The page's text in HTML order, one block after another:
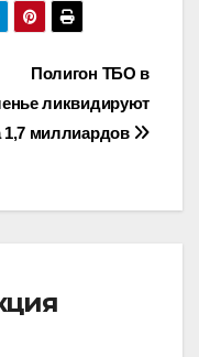
Полигон ТБО в
ликвидируют
1,7 миллиардов